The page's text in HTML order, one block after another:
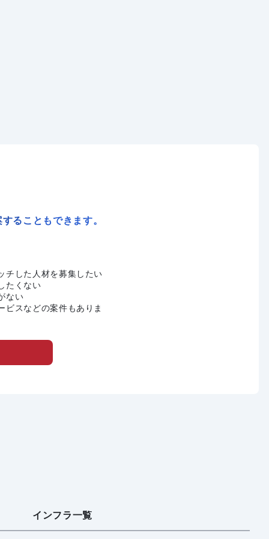
ることもできます。
チした人材を募集したい
たくない
ない
ビスなどの案件もありま
インフラ一覧